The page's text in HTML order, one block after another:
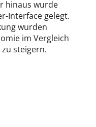
hinaus wurde
Interface gelegt.
wurden
im Vergleich
steigern.